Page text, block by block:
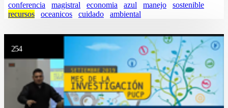
conferencia magistral economia azul manejo
sostenible
recursos
oceanicos cuidado ambiental
254